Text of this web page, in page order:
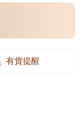
有貨提醒